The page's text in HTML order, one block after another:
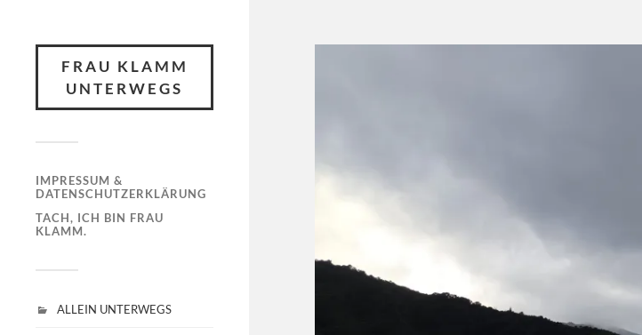
FRAU KLAMM
UNTERWEGS
IMPRESSUM &
DATENSCHUTZERKLÄRUNG
TACH, ICH BIN FRAU
KLAMM.
ALLEIN UNTERWEGS